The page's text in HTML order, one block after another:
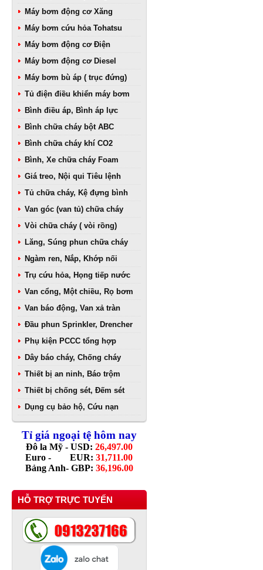
Máy bơm động cơ Xăng
Máy bơm cứu hỏa Tohatsu
Máy bơm động cơ Điện
Máy bơm động cơ Diesel
Máy bơm bù áp ( trục đứng)
Tủ điện điều khiển máy bơm
Bình điều áp, Bình áp lực
Bình chữa cháy bột ABC
Bình chữa cháy khí CO2
Bình, Xe chữa cháy Foam
Giá treo, Nội qui Tiêu lệnh
Tủ chữa cháy, Kệ đựng bình
Van góc (van tủ) chữa cháy
Vòi chữa cháy ( vòi rồng)
Lăng, Súng phun chữa cháy
Ngàm ren, Nắp, Khớp nối
Trụ cứu hỏa, Họng tiếp nước
Van cổng, Một chiều, Rọ bơm
Van báo động, Van xả tràn
Đầu phun Sprinkler, Drencher
Phụ kiện PCCC tổng hợp
Dây báo cháy, Chống cháy
Thiết bị an ninh, Báo trộm
Thiết bị chống sét, Đếm sét
Dụng cụ bảo hộ, Cứu nạn
Tỉ giá ngoại tệ hôm nay
Đô la Mỹ - USD: 26,497.00
Euro - EUR: 31,711.00
Bảng Anh- GBP: 36,196.00
HỖ TRỢ TRỰC TUYẾN